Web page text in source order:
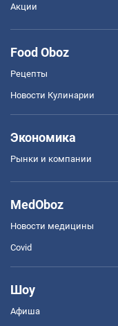
Акции
Food Oboz
Рецепты
Новости Кулинарии
Экономика
Рынки и компании
MedOboz
Новости медицины
Covid
Шоу
Афиша